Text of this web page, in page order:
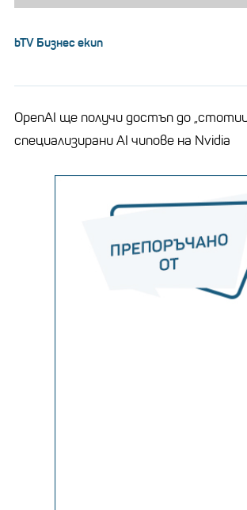
bTV Бизнес екип
OpenAI ще получи достъп до
специализирани AI чипове на Nvidia